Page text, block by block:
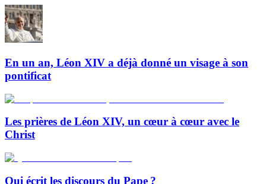
En un an, Léon XIV a déjà donné un visage à son
pontificat
Les prières de Léon XIV, un cœur à cœur avec le
Christ
Qui écrit les discours du Pape ?